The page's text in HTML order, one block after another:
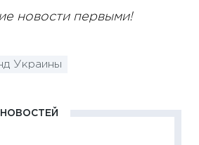
новости первыми!
Украины